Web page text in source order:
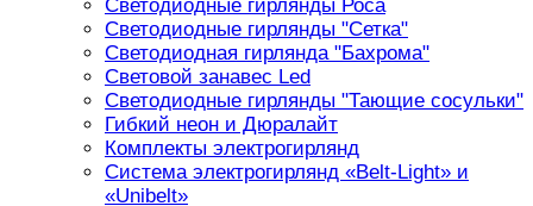
Светодиодные гирлянды Роса
Светодиодные гирлянды "Сетка"
Светодиодная гирлянда "Бахрома"
Световой занавес Led
Светодиодные гирлянды "Тающие сосульки"
Гибкий неон и Дюралайт
Комплекты электрогирлянд
Система электрогирлянд «Belt-Light» и
«Unibelt»